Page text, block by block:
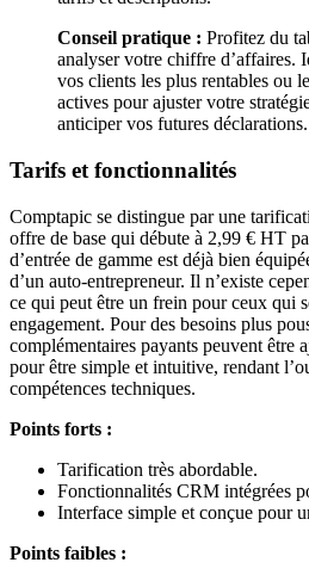
Conseil pratique : Profitez du
analyser votre chiffre d’affaires.
vos clients les plus rentables ou
actives pour ajuster votre
anticiper vos futures déclarations.
Tarifs et fonctionnalités
Comptapic se distingue par une
offre de base qui débute à 2,99 € HT
d’entrée de gamme est déjà bien
d’un auto-entrepreneur. Il n’existe
ce qui peut être un frein pour ceux qui
engagement. Pour des besoins plus
complémentaires payants peuvent être
pour être simple et intuitive, rendant
compétences techniques.
Points forts :
Tarification très abordable.
Fonctionnalités CRM intégrées
Interface simple et conçue pour
Points faibles :